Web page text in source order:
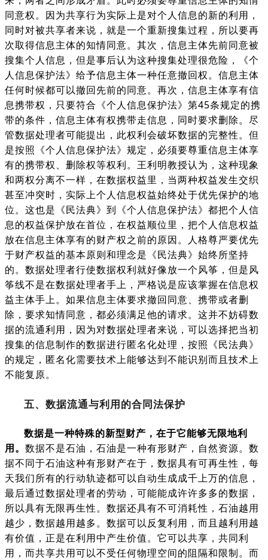
同意权。因为共享行为实际上是对个人信息的新的利用，
同时对被共享者来说，就是一个重新搜集过程，所以要再
次取得信息主体的知情同意。其次，信息主体先前同意被
搜集个人信息，但是事后认为这种搜集处理很危险，《个
人信息保护法》给予信息主体一种任意撤回权。信息主体
任何时候都可以撤回先前的同意。再次，信息主体享有信
息携带权，只要符合《个人信息保护法》第45条规定的携
带的条件，信息主体有权携带走信息，同时要求删除。尽
管数据处理者可能提出，此权利会破坏数据的完整性。但
是按照《个人信息保护法》规定，必须要尊重信息主体享
有的携带权、删除权等权利。王利明教授认为，这种现象
和两权分离不一样，在数据权益里，当两种权益发生交织
甚至冲突时，实际上个人信息权益始终处于优先保护的地
位。这也是《民法典》到《个人信息保护法》都把个人信
息的权益保护放在首位，在权益顺位里，把个人信息权益
放在信息主体享有的财产权之前的原因。人格尊严要优先
于财产权益的基本原则和理念是《民法典》始终所坚持
的。数据处理者行使数据权利就好像放一个风筝，但是风
筝线不是在数据处理者手上，严格说是应该掌握在信息权
益主体手上。如果信息主体要求撤回同意、携带或者删
除，要求知情同意，都必须满足他的请求。这并不妨碍数
据的流通利用，因为对数据处理者来说，可以选择把当初
搜集的信息制作的数据进行匿名化处理，按照《民法典》
的规定，匿名化需要技术上能够达到不能识别而且技术上
不能复原。
五、数据流通与利用的合同法保护
数据是一种特殊的新型财产，在于它能够无限地利
用。 数据不是石油，石油是一种有形财产，自然资源。数
据不同于石油这种有形财产在于，数据具有可再生性，每
天我们所有的行动轨迹都可以自动生成成千上万的信息，
最后通过数据处理者的劳动，可能能成许许多多的数据，
所以具有无限再生性。数据还具有不可消耗性，石油越用
越少，数据越用越多。数据可以反复利用，而且越利用越
有价值，正是在利用中产生价值。它可以共享，共同利
用，而共享共用可以不受任何物理空间的阻隔和限制。而